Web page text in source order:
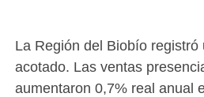
La Región del Biobío
acotado. Las ventas
aumentaron 0,7% real anual